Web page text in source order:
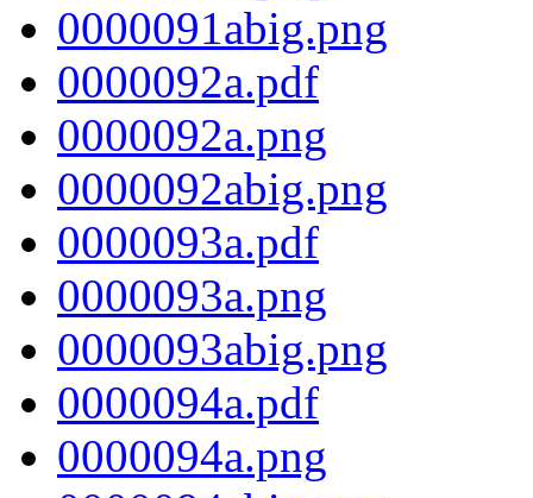
0000091abig.png
0000092a.pdf
0000092a.png
0000092abig.png
0000093a.pdf
0000093a.png
0000093abig.png
0000094a.pdf
0000094a.png